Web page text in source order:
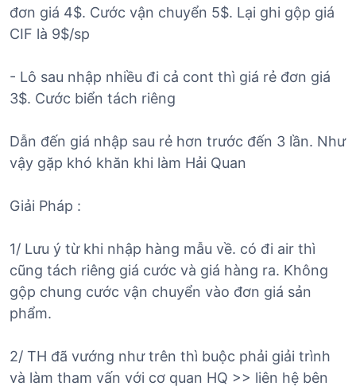
đơn giá 4$. Cước vận chuyển 5$. Lại ghi gộp giá
CIF là 9$/sp
- Lô sau nhập nhiều đi cả cont thì giá rẻ đơn giá
3$. Cước biển tách riêng
Dẫn đến giá nhập sau rẻ hơn trước đến 3 lần. Như
vậy gặp khó khăn khi làm Hải Quan
Giải Pháp :
1/ Lưu ý từ khi nhập hàng mẫu về. có đi air thì
cũng tách riêng giá cước và giá hàng ra. Không
gộp chung cước vận chuyển vào đơn giá sản
phẩm.
2/ TH đã vướng như trên thì buộc phải giải trình
và làm tham vấn với cơ quan HQ >> liên hệ bên